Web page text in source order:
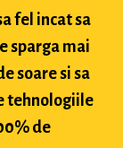
fel incat sa
sparga mai
soare si sa
tehnologiile
de